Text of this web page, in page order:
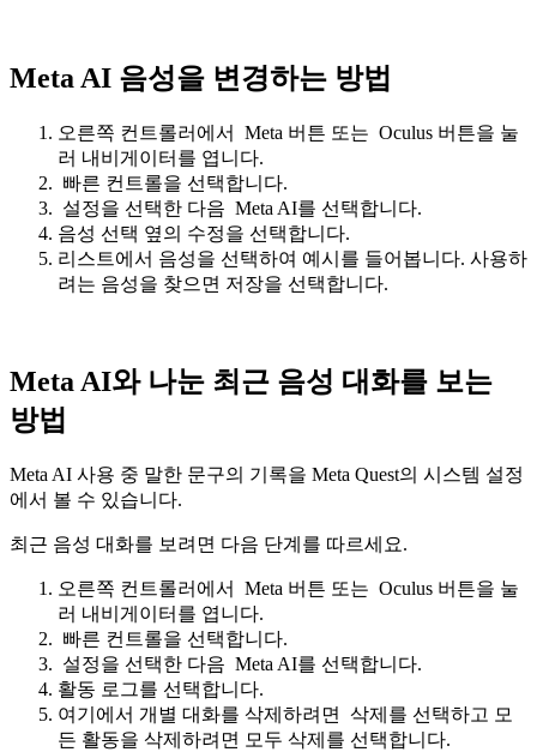
Meta AI 음성을 변경하는 방법
오른쪽 컨트롤러에서 Meta 버튼 또는 Oculus 버튼을 눌
러 내비게이터를 엽니다.
빠른 컨트롤을 선택합니다.
설정을 선택한 다음 Meta AI를 선택합니다.
음성 선택 옆의 수정을 선택합니다.
리스트에서 음성을 선택하여 예시를 들어봅니다. 사용하
려는 음성을 찾으면 저장을 선택합니다.
Meta AI와 나눈 최근 음성 대화를 보는
방법
Meta AI 사용 중 말한 문구의 기록을 Meta Quest의 시스템 설정
에서 볼 수 있습니다.
최근 음성 대화를 보려면 다음 단계를 따르세요.
오른쪽 컨트롤러에서 Meta 버튼 또는 Oculus 버튼을 눌
러 내비게이터를 엽니다.
빠른 컨트롤을 선택합니다.
설정을 선택한 다음 Meta AI를 선택합니다.
활동 로그를 선택합니다.
여기에서 개별 대화를 삭제하려면
삭제 를 선택하고 모
든 활동을 삭제하려면 모두 삭제 를 선택합니다.